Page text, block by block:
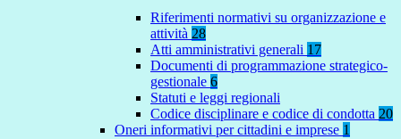
Riferimenti normativi su organizzazione e
attività 28
Atti amministrativi generali 17
Documenti di programmazione strategico-
gestionale 6
Statuti e leggi regionali
Codice disciplinare e codice di condotta 20
Oneri informativi per cittadini e imprese 1